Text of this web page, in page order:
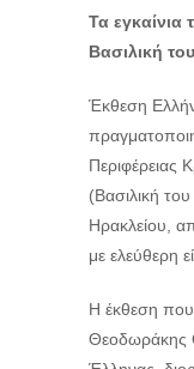
Τα εγκαίνια
Βασιλική
Έκθεση
Περιφέρειας
(Βασιλική
Ηρακλείου,
με ελεύθερη
Η έκθεση που
Θεοδωράκης